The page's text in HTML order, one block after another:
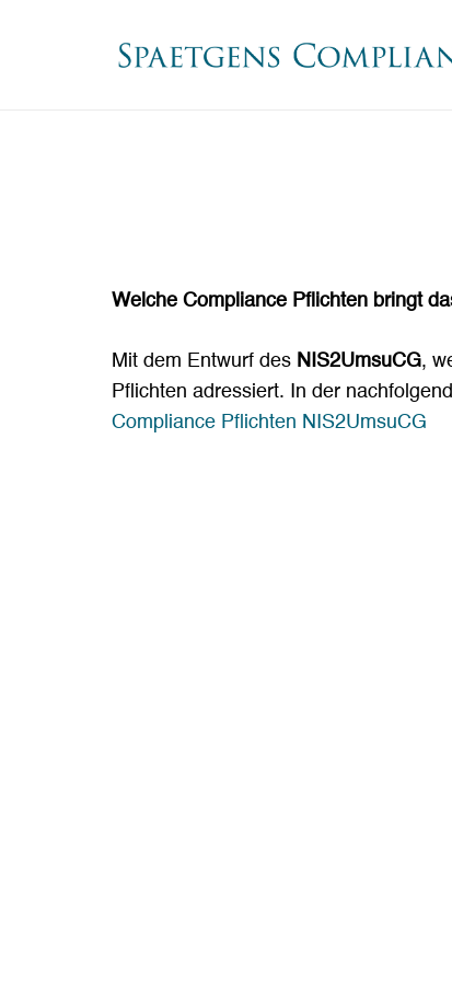
Welche Compliance Pflichten bringt
Mit dem Entwurf des NIS2UmsuCG,
Pflichten adressiert. In der
Compliance Pflichten NIS2UmsuCG